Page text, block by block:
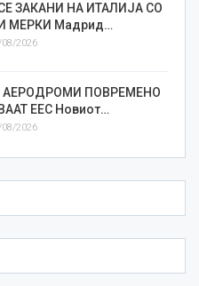
ЗАКАНИ НА ИТАЛИЈА СО
МЕРКИ Мадрид…
08/2026
АЕРОДРОМИ ПОВРЕМЕНО
ЕЕС Новиот…
08/2026